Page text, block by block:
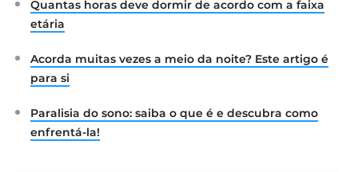
Quantas horas deve dormir de acordo com a faixa
etária
Acorda muitas vezes a meio da noite? Este artigo é
para si
Paralisia do sono: saiba o que é e descubra como
enfrentá-la!